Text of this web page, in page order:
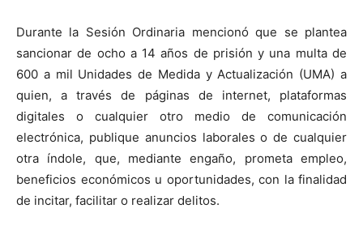
Durante la Sesión Ordinaria mencionó que se plantea
sancionar de ocho a 14 años de prisión y una multa de
600 a mil Unidades de Medida y Actualización (UMA) a
quien, a través de páginas de internet, plataformas
digitales o cualquier otro medio de comunicación
electrónica, publique anuncios laborales o de cualquier
otra índole, que, mediante engaño, prometa empleo,
beneficios económicos u oportunidades, con la finalidad
de incitar, facilitar o realizar delitos.